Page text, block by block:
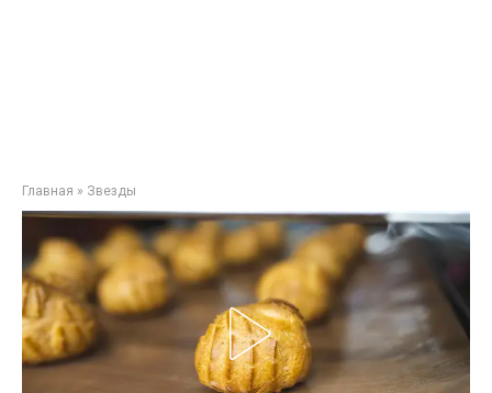
Главная » Звезды